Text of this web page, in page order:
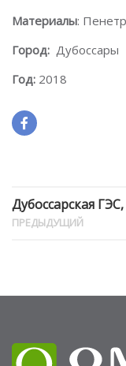
Материалы:
Город: Дубоссары
Год: 2018
Дубоссарская
ПРЕДЫДУЩИЙ